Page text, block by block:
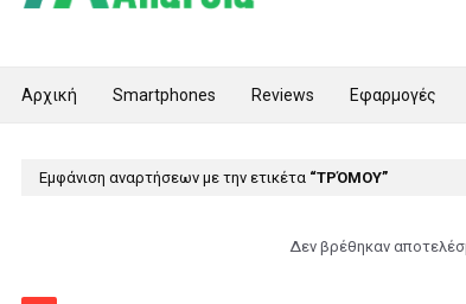
Αρχική Smartphones Reviews Εφαρμογές
Εμφάνιση αναρτήσεων με την ετικέτα ΤΡΌΜΟΥ
Δεν βρέθηκαν